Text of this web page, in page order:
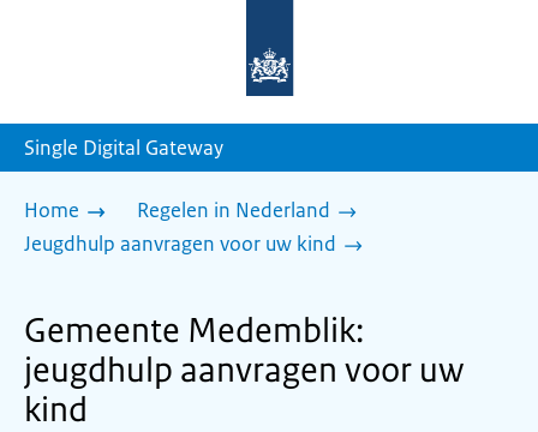
homepage
Single Digital Gateway
Home
Regelen in Nederland
Jeugdhulp aanvragen voor uw kind
Gemeente Medemblik:
jeugdhulp aanvragen voor uw
kind